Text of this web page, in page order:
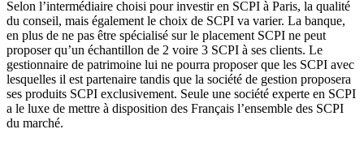
Selon l’intermédiaire choisi pour investir en SCPI à Paris, la qualité
du conseil, mais également le choix de SCPI va varier. La banque,
en plus de ne pas être spécialisé sur le placement SCPI ne peut
proposer qu’un échantillon de 2 voire 3 SCPI à ses clients. Le
gestionnaire de patrimoine lui ne pourra proposer que les SCPI avec
lesquelles il est partenaire tandis que la société de gestion proposera
ses produits SCPI exclusivement. Seule une société experte en SCPI
a le luxe de mettre à disposition des Français l’ensemble des SCPI
du marché.